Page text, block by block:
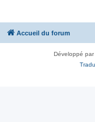
Accueil du forum
Développé par